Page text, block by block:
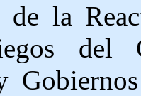
la
del